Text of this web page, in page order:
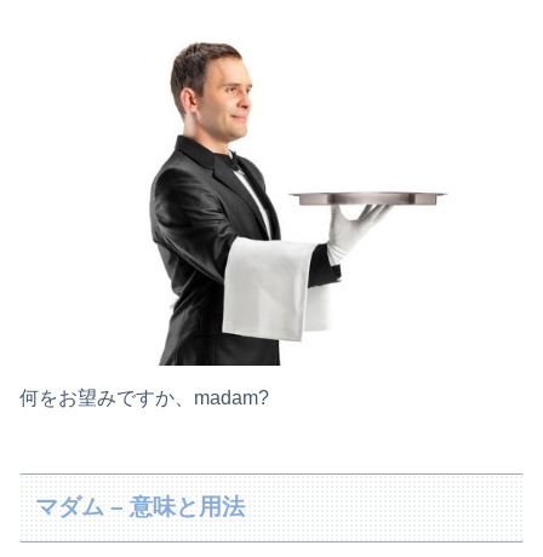
何をお望みですか、madam?
マダム – 意味と用法